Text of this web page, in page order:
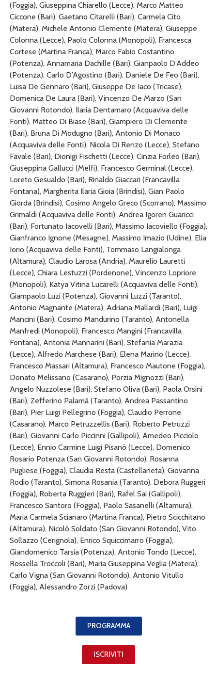
(Foggia), Giuseppina Chiarello (Lecce), Marco Matteo
Ciccone (Bari), Gaetano Citarelli (Bari), Carmela Cito
(Matera), Michele Antonio Clemente (Matera), Giuseppe
Colonna (Lecce), Paolo Colonna (Monopoli), Francesca
Cortese (Martina Franca), Marco Fabio Costantino
(Potenza), Annamaria Dachille (Bari), Gianpaolo D’Addeo
(Potenza), Carlo D’Agostino (Bari), Daniele De Feo (Bari),
Luisa De Gennaro (Bari), Giuseppe De Iaco (Tricase),
Domenica De Laura (Bari), Vincenzo De Marzo (San
Giovanni Rotondo), Ilaria Dentamaro (Acquaviva delle
Fonti), Matteo Di Biase (Bari), Giampiero Di Clemente
(Bari), Bruna Di Modugno (Bari), Antonio Di Monaco
(Acquaviva delle Fonti), Nicola Di Renzo (Lecce), Stefano
Favale (Bari), Dionigi Fischetti (Lecce), Cinzia Forleo (Bari),
Giuseppina Gallucci (Melfi), Francesco Germinal (Lecce),
Loreto Gesualdo (Bari), Rinaldo Giaccari (Francavilla
Fontana), Margherita Ilaria Gioia (Brindisi), Gian Paolo
Giorda (Brindisi), Cosimo Angelo Greco (Scorrano), Massimo
Grimaldi (Acquaviva delle Fonti), Andrea Igoren Guaricci
(Bari), Fortunato Iacovelli (Bari), Massimo Iacoviello (Foggia),
Gianfranco Ignone (Mesagne), Massimo Imazio (Udine), Elia
Iorio (Acquaviva delle Fonti), Tommaso Langialonga
(Altamura), Claudio Larosa (Andria), Maurelio Lauretti
(Lecce), Chiara Lestuzzi (Pordenone), Vincenzo Lopriore
(Monopoli), Katya Vitina Lucarelli (Acquaviva delle Fonti),
Giampaolo Luzi (Potenza), Giovanni Luzzi (Taranto),
Antonio Magnante (Matera), Adriana Mallardi (Bari), Luigi
Mancini (Bari), Cosimo Mandurino (Taranto), Antonella
Manfredi (Monopoli), Francesco Mangini (Francavilla
Fontana), Antonia Mannarini (Bari), Stefania Marazia
(Lecce), Alfredo Marchese (Bari), Elena Marino (Lecce),
Francesco Massari (Altamura), Francesco Mautone (Foggia),
Donato Melissano (Casarano), Porzia Mignozzi (Bari),
Angelo Nuzzolese (Bari), Stefano Oliva (Bari), Paola Orsini
(Bari), Zefferino Palamà (Taranto), Andrea Passantino
(Bari), Pier Luigi Pellegrino (Foggia), Claudio Perrone
(Casarano), Marco Petruzzellis (Bari), Roberto Petruzzi
(Bari), Giovanni Carlo Piccinni (Gallipoli), Amedeo Picciolo
(Lecce), Ennio Carmine Luigi Pisanò (Lecce), Domenico
Rosario Potenza (San Giovanni Rotondo), Rosanna
Pugliese (Foggia), Claudia Resta (Castellaneta), Giovanna
Rodio (Taranto), Simona Rosania (Taranto), Debora Ruggeri
(Foggia), Roberta Ruggieri (Bari), Rafel Sai (Gallipoli),
Francesco Santoro (Foggia), Paolo Sasanelli (Altamura),
Maria Carmela Scianaro (Martina Franca), Pietro Scicchitano
(Altamura), Nicolò Soldato (San Giovanni Rotondo), Vito
Sollazzo (Cerignola), Enrico Squiccimarro (Foggia),
Giandomenico Tarsia (Potenza), Antonio Tondo (Lecce),
Rossella Troccoli (Bari), Maria Giuseppina Veglia (Matera),
Carlo Vigna (San Giovanni Rotondo), Antonio Vitullo
(Foggia), Alessandro Zorzi (Padova)
PROGRAMMA
ISCRIVITI